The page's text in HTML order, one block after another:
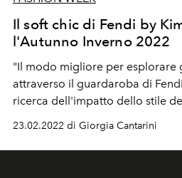
Il soft chic di Fendi by
l'Autunno Inverno 2022
"Il modo migliore per esplorare
attraverso il guardaroba di
ricerca dell'impatto dello stile
archivi Fendi, Kim Jones
#FendiFW22. Rifratti attraverso
contemporanea, questi
23.02.2022 di Giorgia Cantarini